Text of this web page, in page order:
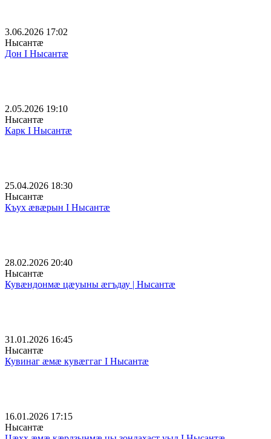
3.06.2026 17:02
Нысантæ
Дон I Нысантӕ
2.05.2026 19:10
Нысантæ
Карк I Нысантæ
25.04.2026 18:30
Нысантæ
Къух æвæрын I Нысантæ
28.02.2026 20:40
Нысантæ
Кувæндонмæ цæуыны æгъдау | Нысантæ
31.01.2026 16:45
Нысантæ
Кувинаг æмæ кувæггаг I Нысантæ
16.01.2026 17:15
Нысантæ